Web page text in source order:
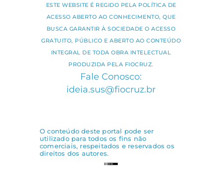
ESTE WEBSITE É REGIDO PELA POLÍTICA DE
ACESSO ABERTO AO CONHECIMENTO, QUE
BUSCA GARANTIR À SOCIEDADE O ACESSO
GRATUITO, PÚBLICO E ABERTO AO CONTEÚDO
INTEGRAL DE TODA OBRA INTELECTUAL
PRODUZIDA PELA FIOCRUZ.
Fale Conosco:
ideia.sus@fiocruz.br
O conteúdo deste portal pode ser
utilizado para todos os fins não
comerciais, respeitados e reservados os
direitos dos autores.